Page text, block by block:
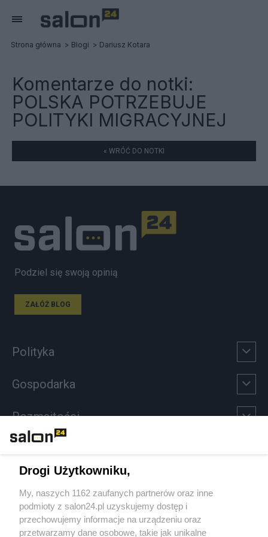
Strona główna Blogi Dariusz Kotara
Komentarze do notki:
POLSKA POTRZEBUJE
POLITYKI MIGRACYJNEJ
« WRÓĆ DO NOTKI
Podziel się swoją opinią
ZAŁÓŻ BLOG
Polityka
Gospodarka
Rozmaitości
Sport
Społeczeństwo
Drogi Użytkowniku,
My, naszych 1162 zaufanych partnerów oraz inne
podmioty z salon24.pl uzyskujemy dostęp i
przechowujemy informacje na urządzeniu oraz
przetwarzamy dane osobowe, takie jak unikalne